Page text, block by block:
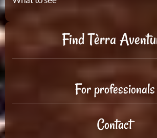
Find Tèrra
For professionals
Contact